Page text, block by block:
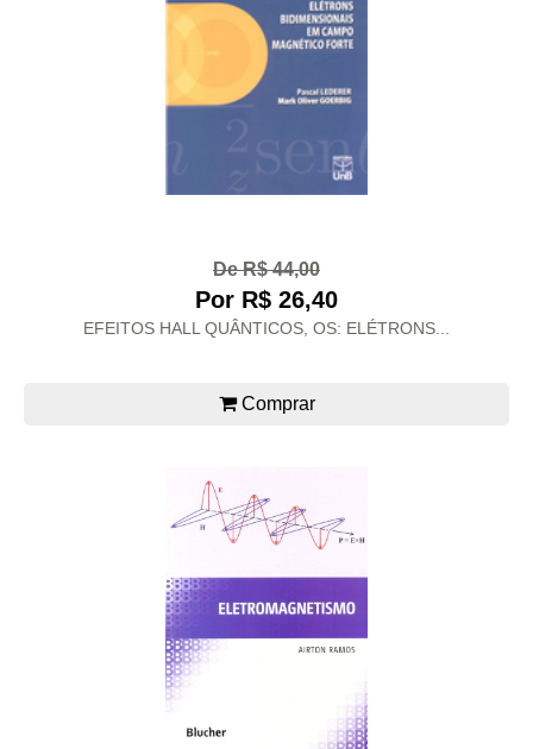
De R$ 44,00
Por R$ 26,40
EFEITOS HALL QUÂNTICOS, OS: ELÉTRONS...
Comprar